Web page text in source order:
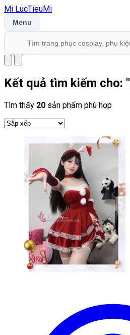
Mi LucTieuMi
Menu
Kết quả tìm kiếm cho: "
Tìm thấy 20 sản phẩm phù hợp